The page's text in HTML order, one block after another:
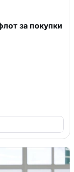
за покупки